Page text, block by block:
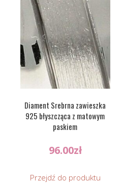
Diament Srebrna zawieszka
925 błyszcząca z matowym
paskiem
96.00zł
Przejdź do produktu